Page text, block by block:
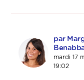
par
mardi 17
19:02